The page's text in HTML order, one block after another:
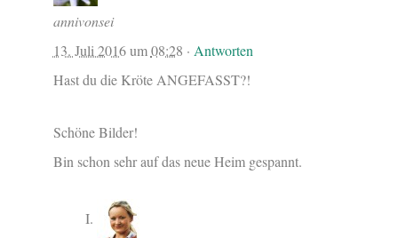
annivonsei
13. Juli 2016um08:28 · Antworten
Hast du die Kröte ANGEFASST?!
Schöne Bilder!
Bin schon sehr auf das neue Heim gespannt.